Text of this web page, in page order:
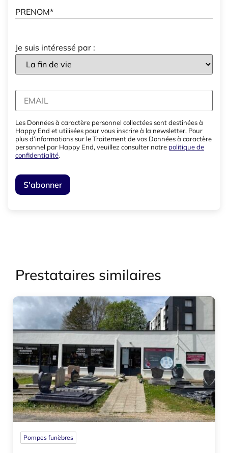
Je suis intéressé par :
Les Données à caractère personnel collectées sont destinées à
Happy End et utilisées pour vous inscrire à la newsletter. Pour
plus d’informations sur le Traitement de vos Données à caractère
personnel par Happy End, veuillez consulter notre politique de
confidentialité.
Prestataires similaires
Pompes funèbres